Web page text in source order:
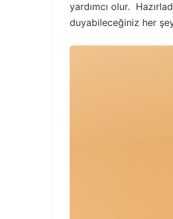
yardımcı olur.
duyabileceğiniz her